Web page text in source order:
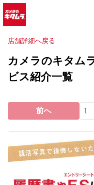
店舗詳細へ戻る
カメラのキタム
ビス紹介一覧
前へ